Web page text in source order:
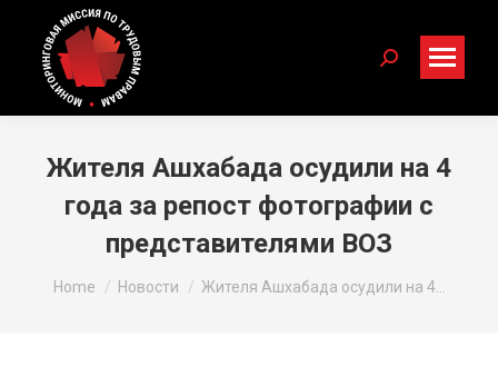
Search:
Жителя Ашхабада осудили на 4
года за репост фотографии с
представителями ВОЗ
You are here:
Home Новости Жителя Ашхабада осудили на 4…